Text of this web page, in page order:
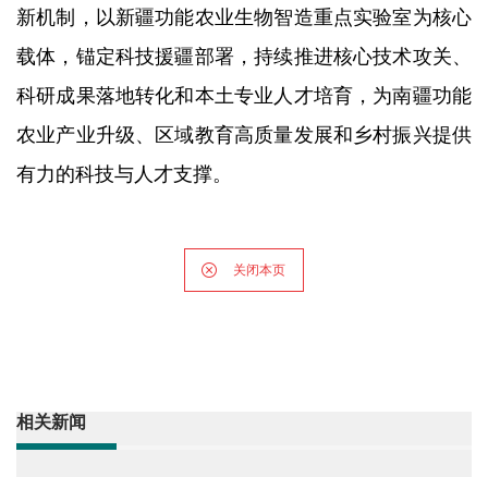
新机制，以新疆功能农业生物智造重点实验室为核心
载体，锚定科技援疆部署，持续推进核心技术攻关、
科研成果落地转化和本土专业人才培育，为南疆功能
农业产业升级、区域教育高质量发展和乡村振兴提供
有力的科技与人才支撑。
关闭本页
相关新闻